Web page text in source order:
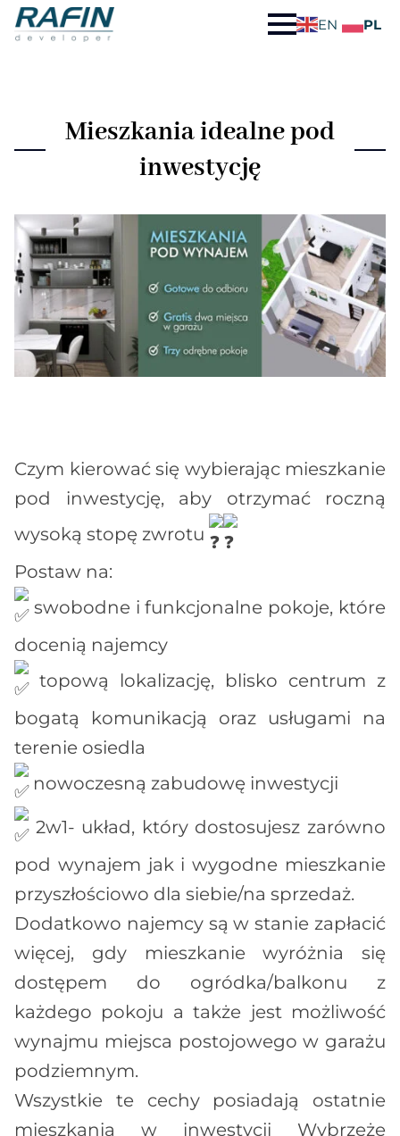
EN PL
Mieszkania idealne pod
inwestycję
Czym kierować się wybierając mieszkanie
pod inwestycję, aby otrzymać roczną
wysoką stopę zwrotu
Postaw na:
swobodne i funkcjonalne pokoje, które
docenią najemcy
topową lokalizację, blisko centrum z
bogatą komunikacją oraz usługami na
terenie osiedla
nowoczesną zabudowę inwestycji
2w1- układ, który dostosujesz zarówno
pod wynajem jak i wygodne mieszkanie
przyszłościowo dla siebie/na sprzedaż.
Dodatkowo najemcy są w stanie zapłacić
więcej, gdy mieszkanie wyróżnia się
dostępem do ogródka/balkonu z
każdego pokoju a także jest możliwość
wynajmu miejsca postojowego w garażu
podziemnym.
Wszystkie te cechy posiadają ostatnie
mieszkania w inwestycji Wybrzeże